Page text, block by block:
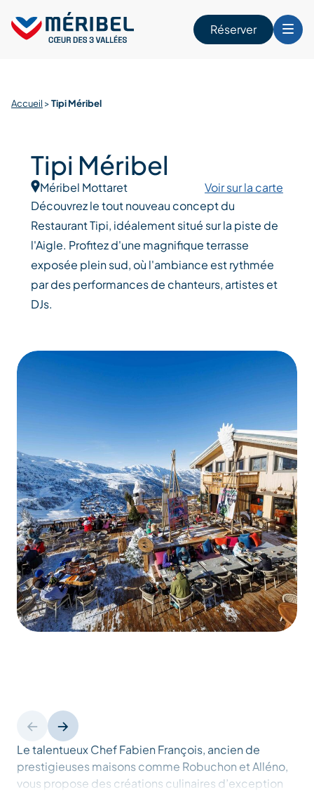
content
Réserver
Accueil >Tipi Méribel
Le talentueux Chef Fabien François, ancien de
prestigieuses maisons comme Robuchon et Alléno,
vous propose des créations culinaires d’exception
Tipi Méribel
Méribel Mottaret
Voir sur la carte
Découvrez le tout nouveau concept du
Restaurant Tipi, idéalement situé sur la piste de
l'Aigle. Profitez d'une magnifique terrasse
exposée plein sud, où l'ambiance est rythmée
par des performances de chanteurs, artistes et
DJs.